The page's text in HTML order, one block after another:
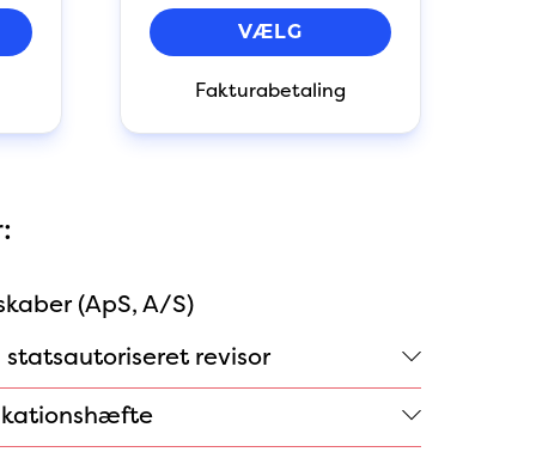
VÆLG
Fakturabetaling
(ApS, A/S)
revisor